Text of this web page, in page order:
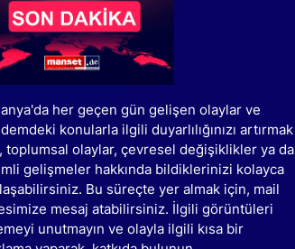
her geçen gün gelişen olaylar ve
konularla ilgili duyarlılığınızı artırmak
toplumsal olaylar, çevresel değişiklikler ya da
gelişmeler hakkında bildiklerinizi kolayca
Bu süreçte yer almak için, mail
mesaj atabilirsiniz. İlgili görüntüleri
unutmayın ve olayla ilgili kısa bir